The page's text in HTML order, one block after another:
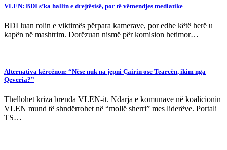
VLEN: BDI s’ka hallin e drejtësisë, por të vëmendjes mediatike
BDI luan rolin e viktimës përpara kamerave, por edhe këtë herë u
kapën në mashtrim. Dorëzuan nismë për komision hetimor…
Alternativa kërcënon: “Nëse nuk na jepni Çairin ose Tearcën, ikim nga
Qeveria?”
Thellohet kriza brenda VLEN-it. Ndarja e komunave në koalicionin
VLEN mund të shndërrohet në “mollë sherri” mes liderëve. Portali
TS…